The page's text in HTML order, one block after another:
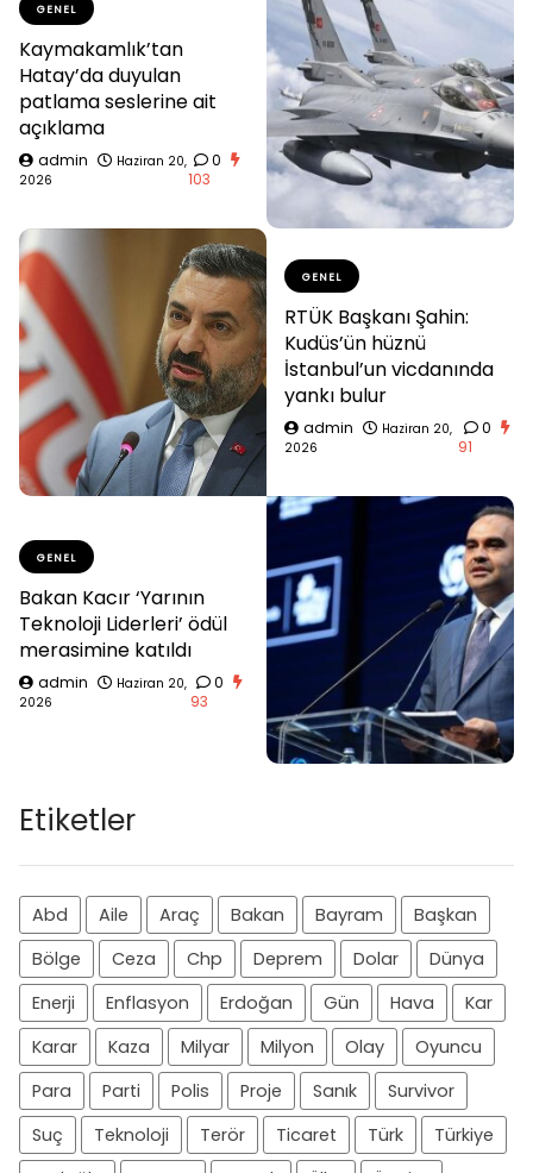
GENEL
Kaymakamlık’tan
Hatay’da duyulan
patlama seslerine ait
açıklama
admin
Haziran 20,
2026
0
103
GENEL
RTÜK Başkanı Şahin:
Kudüs’ün hüznü
İstanbul’un vicdanında
yankı bulur
admin
Haziran 20,
2026
0
91
GENEL
Bakan Kacır ‘Yarının
Teknoloji Liderleri’ ödül
merasimine katıldı
admin
Haziran 20,
2026
0
93
Etiketler
Abd Aile Araç Bakan Bayram
Başkan
Bölge
Ceza Chp Deprem Dolar
Dünya
Enerji
Enflasyon Erdoğan Gün Hava
Kar
Karar
Kaza Milyar Milyon Olay
Oyuncu
Para
Parti Polis Proje Sanık
Survivor
Suç
Teknoloji Terör Ticaret Türk
Türkiye